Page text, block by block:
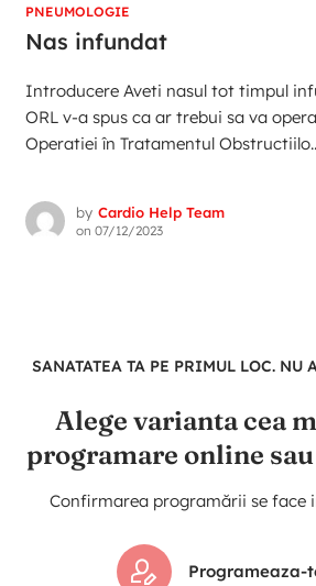
PNEUMOLOGIE
Nas infundat
Introducere Aveti nasul tot timpul
ORL v-a spus ca ar trebui sa va
Operatiei în Tratamentul
by Cardio Help Team
on 07/12/2023
SANATATEA TA PE PRIMUL LOC. NU
Alege varianta cea
programare online
Confirmarea programării se face
Programeaza-